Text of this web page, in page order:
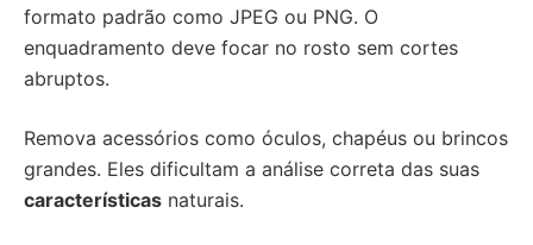
formato padrão como JPEG ou PNG. O
enquadramento deve focar no rosto sem cortes
abruptos.
Remova acessórios como óculos, chapéus ou brincos
grandes. Eles dificultam a análise correta das suas
características naturais.